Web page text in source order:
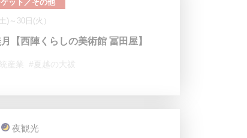
ット／その他
)～30日(火）
【西陣くらしの美術館 冨田屋】
産業
#夏越の大祓
夜観光